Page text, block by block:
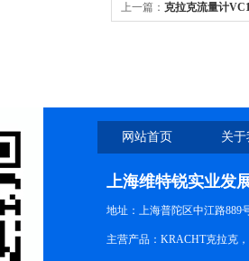
上一篇： 克拉克流量计
网站首页 关
上海维特锐实业发
地址：上海普陀区中江路889
主营产品：KRACHT克拉克